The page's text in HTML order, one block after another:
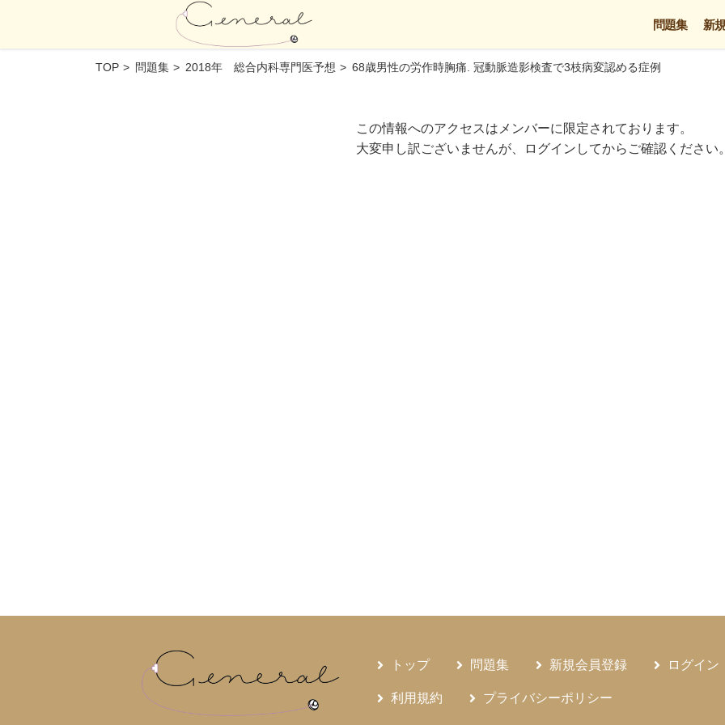
問題集 新
TOP 問題集 2018年 総合内科専門医予想 68歳男性の労作時胸痛. 冠動脈造影検査で3枝病変認める症例
この情報へのアクセスはメンバーに限定されております。
大変申し訳ございませんが、ログインしてからご確認ください。
トップ 問題集 新規会員登録 ログイン
利用規約 プライバシーポリシー